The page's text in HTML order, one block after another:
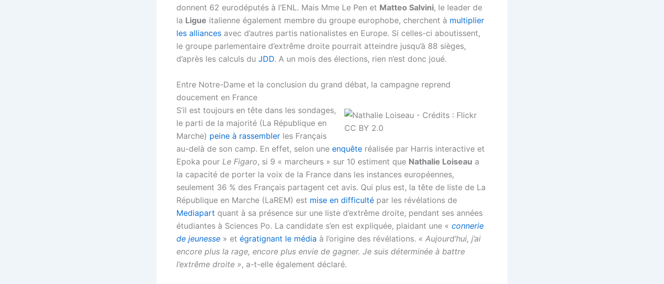
donnent 62 eurodéputés à l’ENL. Mais Mme Le Pen et Matteo Salvini, le leader de
la Ligue italienne également membre du groupe europhobe, cherchent à multiplier
les alliances avec d’autres partis nationalistes en Europe. Si celles-ci aboutissent,
le groupe parlementaire d’extrême droite pourrait atteindre jusqu’à 88 sièges,
d’après les calculs du JDD. A un mois des élections, rien n’est donc joué.
Entre Notre-Dame et la conclusion du grand débat, la campagne reprend
doucement en France
S’il est toujours en tête dans les sondages,
le parti de la majorité (La République en
Marche) peine à rassembler les Français
au-delà de son camp. En effet, selon une enquête réalisée par Harris interactive et
Epoka pour Le Figaro, si 9 « marcheurs » sur 10 estiment que Nathalie Loiseau a
la capacité de porter la voix de la France dans les instances européennes,
seulement 36 % des Français partagent cet avis. Qui plus est, la tête de liste de La
République en Marche (LaREM) est mise en difficulté par les révélations de
Mediapart quant à sa présence sur une liste d’extrême droite, pendant ses années
étudiantes à Sciences Po. La candidate s’en est expliquée, plaidant une « connerie
de jeunesse » et égratignant le média à l’origine des révélations. « Aujourd’hui, j’ai
encore plus la rage, encore plus envie de gagner. Je suis déterminée à battre
l’extrême droite », a-t-elle également déclaré.